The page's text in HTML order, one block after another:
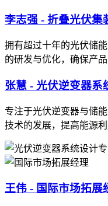
李志强 - 折叠光伏集
拥有超过十年的光伏储
的研发与优化，确保产
张慧 - 光伏逆变器系
专注于光伏逆变器与储
技术的发展，提高能源利
王伟 - 国际市场拓展